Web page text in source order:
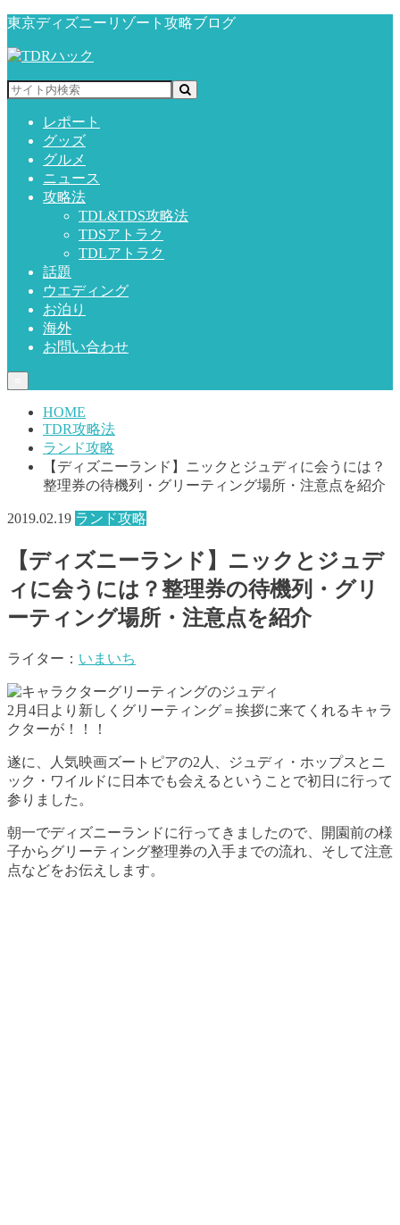
東京ディズニーリゾート攻略ブログ
レポート
グッズ
グルメ
ニュース
攻略法
TDL&TDS攻略法
TDSアトラク
TDLアトラク
話題
ウエディング
お泊り
海外
お問い合わせ
HOME
TDR攻略法
ランド攻略
【ディズニーランド】ニックとジュディに会うには？
整理券の待機列・グリーティング場所・注意点を紹介
2019.02.19 ランド攻略
【ディズニーランド】ニックとジュデ
ィに会うには？整理券の待機列・グリ
ーティング場所・注意点を紹介
ライター： いまいち
2月4日より新しくグリーティング＝挨拶に来てくれるキャラ
クターが！！！
遂に、人気映画ズートピアの2人、ジュディ・ホップスとニ
ック・ワイルドに日本でも会えるということで初日に行って
参りました。
朝一でディズニーランドに行ってきましたので、開園前の様
子からグリーティング整理券の入手までの流れ、そして注意
点などをお伝えします。